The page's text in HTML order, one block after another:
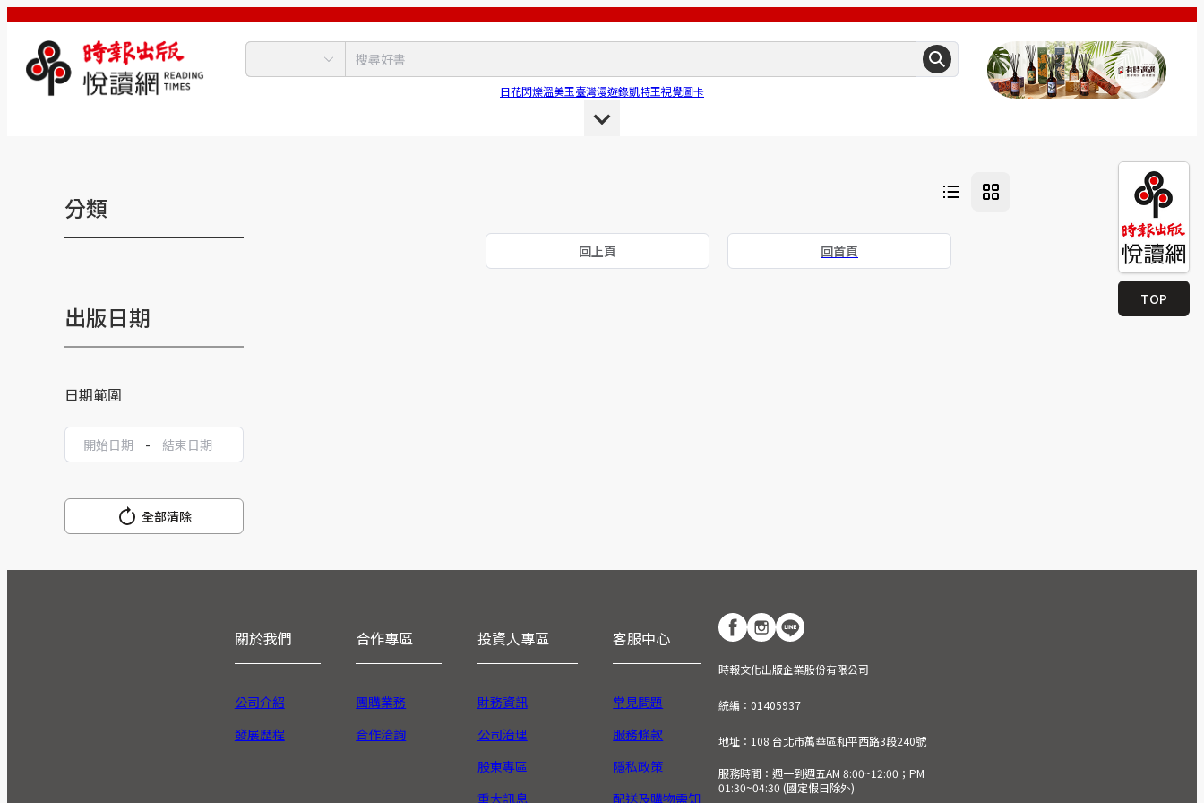
日花閃爍溫美玉臺灣漫遊錄凱特王視覺圖卡
TOP
分類
出版日期
日期範圍
-
全部清除
回上頁 回首頁
關於我們
公司介紹
發展歷程
合作專區
團購業務
合作洽詢
投資人專區
財務資訊
公司治理
股東專區
重大訊息
客服中心
常見問題
服務條款
隱私政策
配送及購物需知
時報文化出版企業股份有限公司
統編：01405937
地址：108 台北市萬華區和平西路3段240號
服務時間：週一到週五AM 8:00~12:00；PM
01:30~04:30 (國定假日除外)